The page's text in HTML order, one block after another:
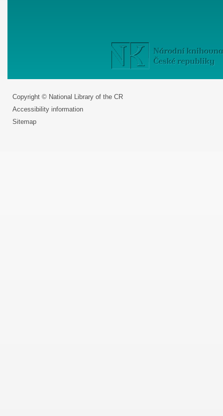
Copyright © National Library of the CR
Accessibility information
Sitemap